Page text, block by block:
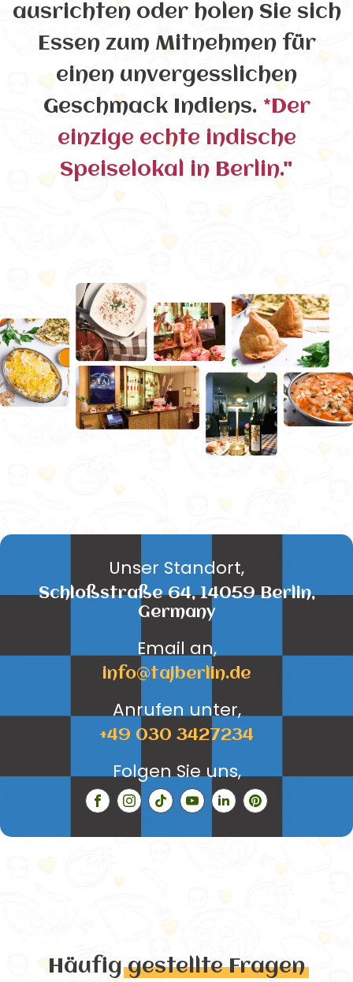
ausrichten oder holen Sie sich
Essen zum Mitnehmen für
einen unvergesslichen
Geschmack Indiens. *Der
einzige echte indische
Speiselokal in Berlin."
Unser Standort,
Schloßstraße 64, 14059 Berlin,
Germany
Email an,
info@tajberlin.de
Anrufen unter,
+49 030 3427234
Folgen Sie uns,
Häufiggestellte Fragen